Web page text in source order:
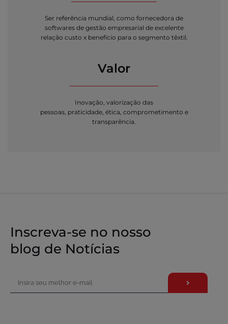
Ser referência mundial, como fornecedora de
softwares de gestão empresarial de excelente
relação custo x benefício para o segmento têxtil.
Valor
Inovação, valorização das
pessoas, praticidade, ética, comprometimento e
transparência.
Inscreva-se no nosso
blog de Notícias